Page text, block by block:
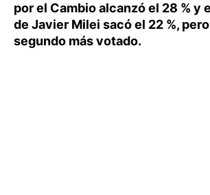
por el Cambio alcanzó el 28 % y
de Javier Milei sacó el 22 %,
segundo más votado.